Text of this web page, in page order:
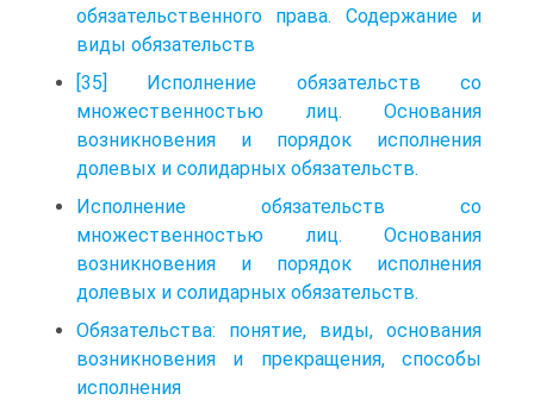
обязательственного права. Содержание и
виды обязательств
[35] Исполнение обязательств со
множественностью лиц. Основания
возникновения и порядок исполнения
долевых и солидарных обязательств.
Исполнение обязательств со
множественностью лиц. Основания
возникновения и порядок исполнения
долевых и солидарных обязательств.
Обязательства: понятие, виды, основания
возникновения и прекращения, способы
исполнения